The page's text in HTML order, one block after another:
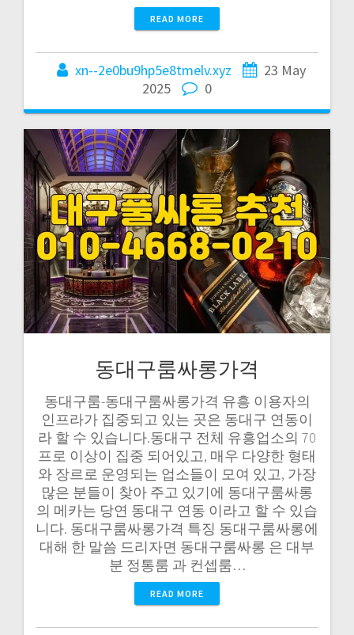
READ MORE
xn--2e0bu9hp5e8tmelv.xyz
23 May
2025
0
동대구룸싸롱가격
동대구룸-동대구룸싸롱가격 유흥 이용자의
인프라가 집중되고 있는 곳은 동대구 연동이
라 할 수 있습니다.동대구 전체 유흥업소의 70
프로 이상이 집중 되어있고, 매우 다양한 형태
와 장르로 운영되는 업소들이 모여 있고, 가장
많은 분들이 찾아 주고 있기에 동대구룸싸롱
의 메카는 당연 동대구 연동 이라고 할 수 있습
니다. 동대구룸싸롱가격 특징 동대구룸싸롱에
대해 한 말씀 드리자면 동대구룸싸롱 은 대부
분 정통룸 과 컨셉룸…
READ MORE